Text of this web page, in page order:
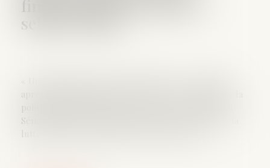
selon le Sénat
après un bilan au vitriol de la Cour des comptes sur la
Sénat épingle les montants « dérisoires » alloués à la